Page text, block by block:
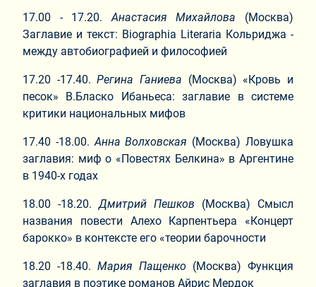
17.00 - 17.20.Анастасия Михайлова (Москва)
Заглавие и текст: Biographia Literaria Кольриджа -
между автобиографией и философией
17.20 -17.40.Регина Ганиева (Москва) «Кровь и
песок» В.Бласко Ибаньеса: заглавие в системе
критики национальных мифов
17.40 -18.00.Анна Волховская (Москва) Ловушка
заглавия: миф о «Повестях Белкина» в Аргентине
в 1940-х годах
18.00 -18.20.Дмитрий Пешков (Москва) Смысл
названия повести Алехо Карпентьера «Концерт
барокко» в контексте его «теории барочности
18.20 -18.40. Мария Пащенко (Москва) Функция
заглавия в поэтике романов Айрис Мердок